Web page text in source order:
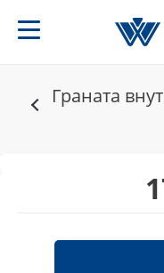
Граната